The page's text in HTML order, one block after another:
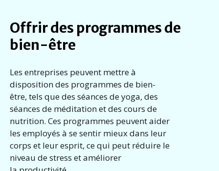
Offrir des programmes de
bien-être
Les entreprises peuvent mettre à
disposition des programmes de bien-
être, tels que des séances de yoga, des
séances de méditation et des cours de
nutrition. Ces programmes peuvent aider
les employés à se sentir mieux dans leur
corps et leur esprit, ce qui peut réduire le
niveau de stress et améliorer